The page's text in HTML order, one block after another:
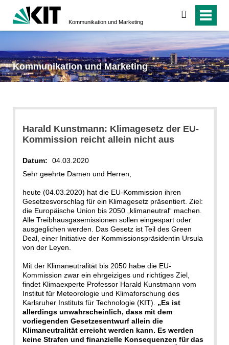
Kommunikation und Marketing
suchen
Kommunikation und Marketing
Harald Kunstmann: Klimagesetz der EU-
Kommission reicht allein nicht aus
Datum:
04.03.2020
Sehr geehrte Damen und Herren,
heute (04.03.2020) hat die EU-Kommission ihren
Gesetzesvorschlag für ein Klimagesetz präsentiert. Ziel:
die Europäische Union bis 2050 „klimaneutral“ machen.
Alle Treibhausgasemissionen sollen eingespart oder
ausgeglichen werden. Das Gesetz ist Teil des Green
Deal, einer Initiative der Kommissionspräsidentin Ursula
von der Leyen.
Mit der Klimaneutralität bis 2050 habe die EU-
Kommission zwar ein ehrgeiziges und richtiges Ziel,
findet Klimaexperte Professor Harald Kunstmann vom
Institut für Meteorologie und Klimaforschung des
Karlsruher Instituts für Technologie (KIT). „Es ist
allerdings unwahrscheinlich, dass mit dem
vorliegenden Gesetzesentwurf allein die
Klimaneutralität erreicht werden kann. Es werden
keine Strafen und finanzielle Konsequenzen für das